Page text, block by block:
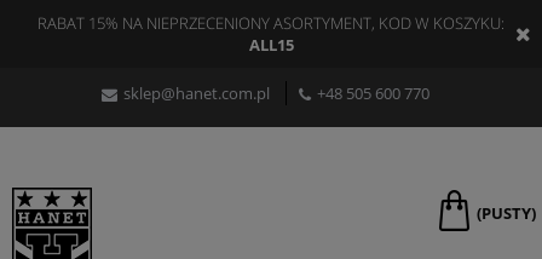
RABAT 15% NA NIEPRZECENIONY ASORTYMENT, KOD W KOSZYKU:
ALL15
sklep@hanet.com.pl +48 505 600 770
(PUSTY)